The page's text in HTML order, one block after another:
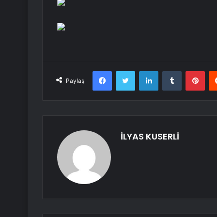
Paylaş
FacebookTwitter LinkedInTumblr
İLYAS KUSERLİ